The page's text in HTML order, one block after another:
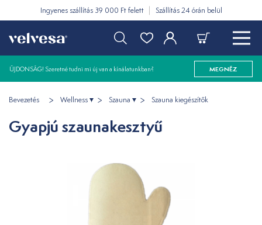
Ingyenes szállítás 39 000 Ft felett Szállítás 24 órán belül
ÚJDONSÁG! Szeretné tudni mi új van a kínálatunkban? MEGNÉZ
Bevezetés Wellness Szauna Szauna kiegészítők
Gyapjú szaunakesztyű